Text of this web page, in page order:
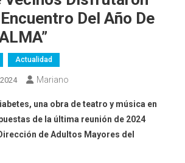
Del Año De
Actualidad
Mariano
una obra de teatro y música en
de la última reunión de 2024
de Adultos Mayores del